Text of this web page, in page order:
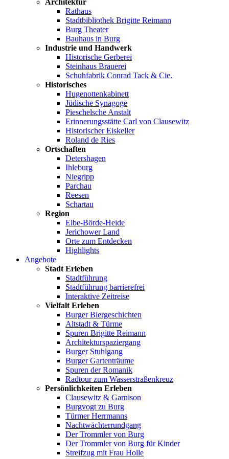
Architektur
Rathaus
Stadtbibliothek Brigitte Reimann
Burg Theater
Bauhaus in Burg
Industrie und Handwerk
Historische Gerberei
Steinhaus Brauerei
Schuhfabrik Conrad Tack & Cie.
Historisches
Hugenottenkabinett
Jüdische Synagoge
Pieschelsche Anstalt
Erinnerungsstätte Carl von Clausewitz
Historischer Eiskeller
Roland de Ries
Ortschaften
Detershagen
Ihleburg
Niegripp
Parchau
Reesen
Schartau
Region
Elbe-Börde-Heide
Jerichower Land
Orte zum Entdecken
Highlights
Angebote
Stadt Erleben
Stadtführung
Stadtführung barrierefrei
Interaktive Zeitreise
Vielfalt Erleben
Burger Biergeschichten
Altstadt & Türme
Spuren Brigitte Reimann
Architekturspaziergang
Burger Stuhlgang
Burger Gartenträume
Spuren der Romanik
Radtour zum Wasserstraßenkreuz
Persönlichkeiten Erleben
Clausewitz & Garnison
Burgvogt zu Burg
Türmer Herrmanns
Nachtwächterrundgang
Der Trommler von Burg
Der Trommler von Burg für Kinder
Streifzug mit Frau Holle